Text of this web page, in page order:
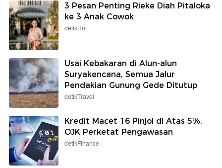
3 Pesan Penting Rieke Diah Pitaloka
ke 3 Anak Cowok
detikHot
Usai Kebakaran di Alun-alun
Suryakencana, Semua Jalur
Pendakian Gunung Gede Ditutup
detikTravel
Kredit Macet 16 Pinjol di Atas 5%,
OJK Perketat Pengawasan
detikFinance